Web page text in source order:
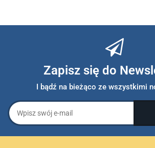
Zapisz się do
I bądź na bieżąco ze wszystkimi